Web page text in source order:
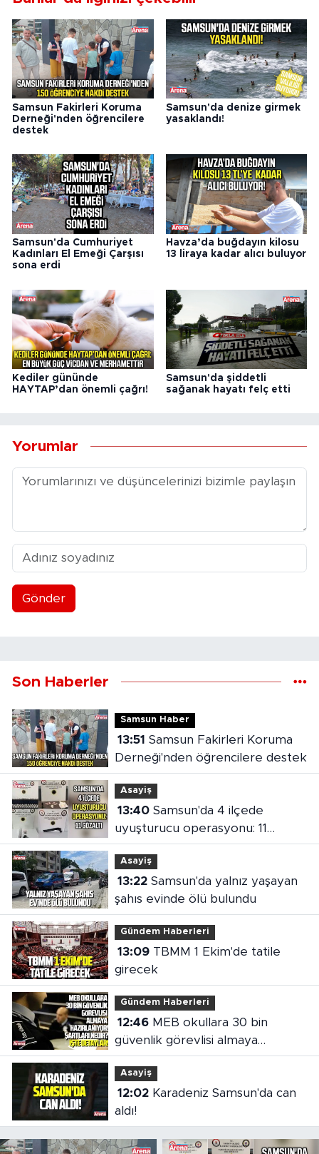
Samsun Fakirleri Koruma
Derneği'nden öğrencilere
destek
Samsun'da denize girmek
yasaklandı!
Samsun'da Cumhuriyet
Kadınları El Emeği Çarşısı
sona erdi
Havza’da buğdayın kilosu
13 liraya kadar alıcı buluyor
Kediler gününde
HAYTAP’dan önemli çağrı!
Samsun'da şiddetli
sağanak hayatı felç etti
Yorumlar
Gönder
Son Haberler
Samsun Haber
13:51
Derneği'nden öğrencilere destek
Asayiş
13:40Samsun'da 4 ilçede
uyuşturucu operasyonu: 11
gözaltı
Asayiş
13:22Samsun'da yalnız yaşayan
şahıs evinde ölü bulundu
Gündem Haberleri
13:09TBMM 1 Ekim'de tatile
girecek
Gündem Haberleri
12:46MEB okullara 30 bin
güvenlik görevlisi almaya
hazırlanıyor
Asayiş
12:02Karadeniz Samsun'da can
aldı!